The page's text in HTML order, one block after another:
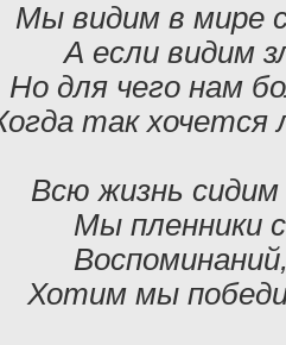
Мы видим в мире
А если видим
Но для чего нам
так
Всю жизнь
Мы пленники
Хотим мы